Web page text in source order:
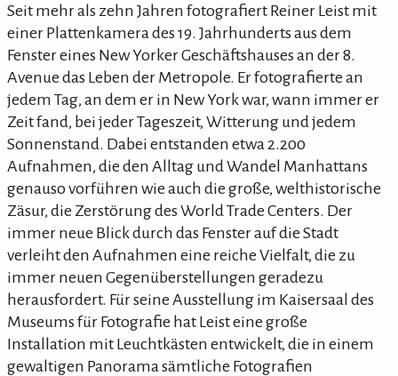
Seit mehr als zehn Jahren fotografiert Reiner Leist mit
einer Plattenkamera des 19. Jahrhunderts aus dem
Fenster eines New Yorker Geschäftshauses an der 8.
Avenue das Leben der Metropole. Er fotografierte an
jedem Tag, an dem er in New York war, wann immer er
Zeit fand, bei jeder Tageszeit, Witterung und jedem
Sonnenstand. Dabei entstanden etwa 2.200
Aufnahmen, die den Alltag und Wandel Manhattans
genauso vorführen wie auch die große, welthistorische
Zäsur, die Zerstörung des World Trade Centers. Der
immer neue Blick durch das Fenster auf die Stadt
verleiht den Aufnahmen eine reiche Vielfalt, die zu
immer neuen Gegenüberstellungen geradezu
herausfordert. Für seine Ausstellung im Kaisersaal des
Museums für Fotografie hat Leist eine große
Installation mit Leuchtkästen entwickelt, die in einem
gewaltigen Panorama sämtliche Fotografien